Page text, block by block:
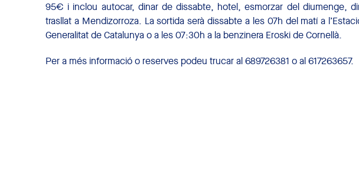
95€ i inclou autocar, dinar de dissabte, hotel, esmorzar del diumenge,
trasllat a Mendizorroza. La sortida serà dissabte a les 07h del matí a
Generalitat de Catalunya o a les 07:30h a la benzinera Eroski de Cornellà.
Per a més informació o reserves podeu trucar al 689726381 o al 617263657.